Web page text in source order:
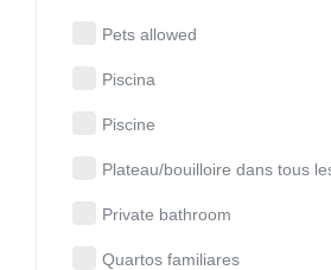
Pets allowed
Piscina
Piscine
Plateau/bouilloire dans tous
Private bathroom
Quartos familiares